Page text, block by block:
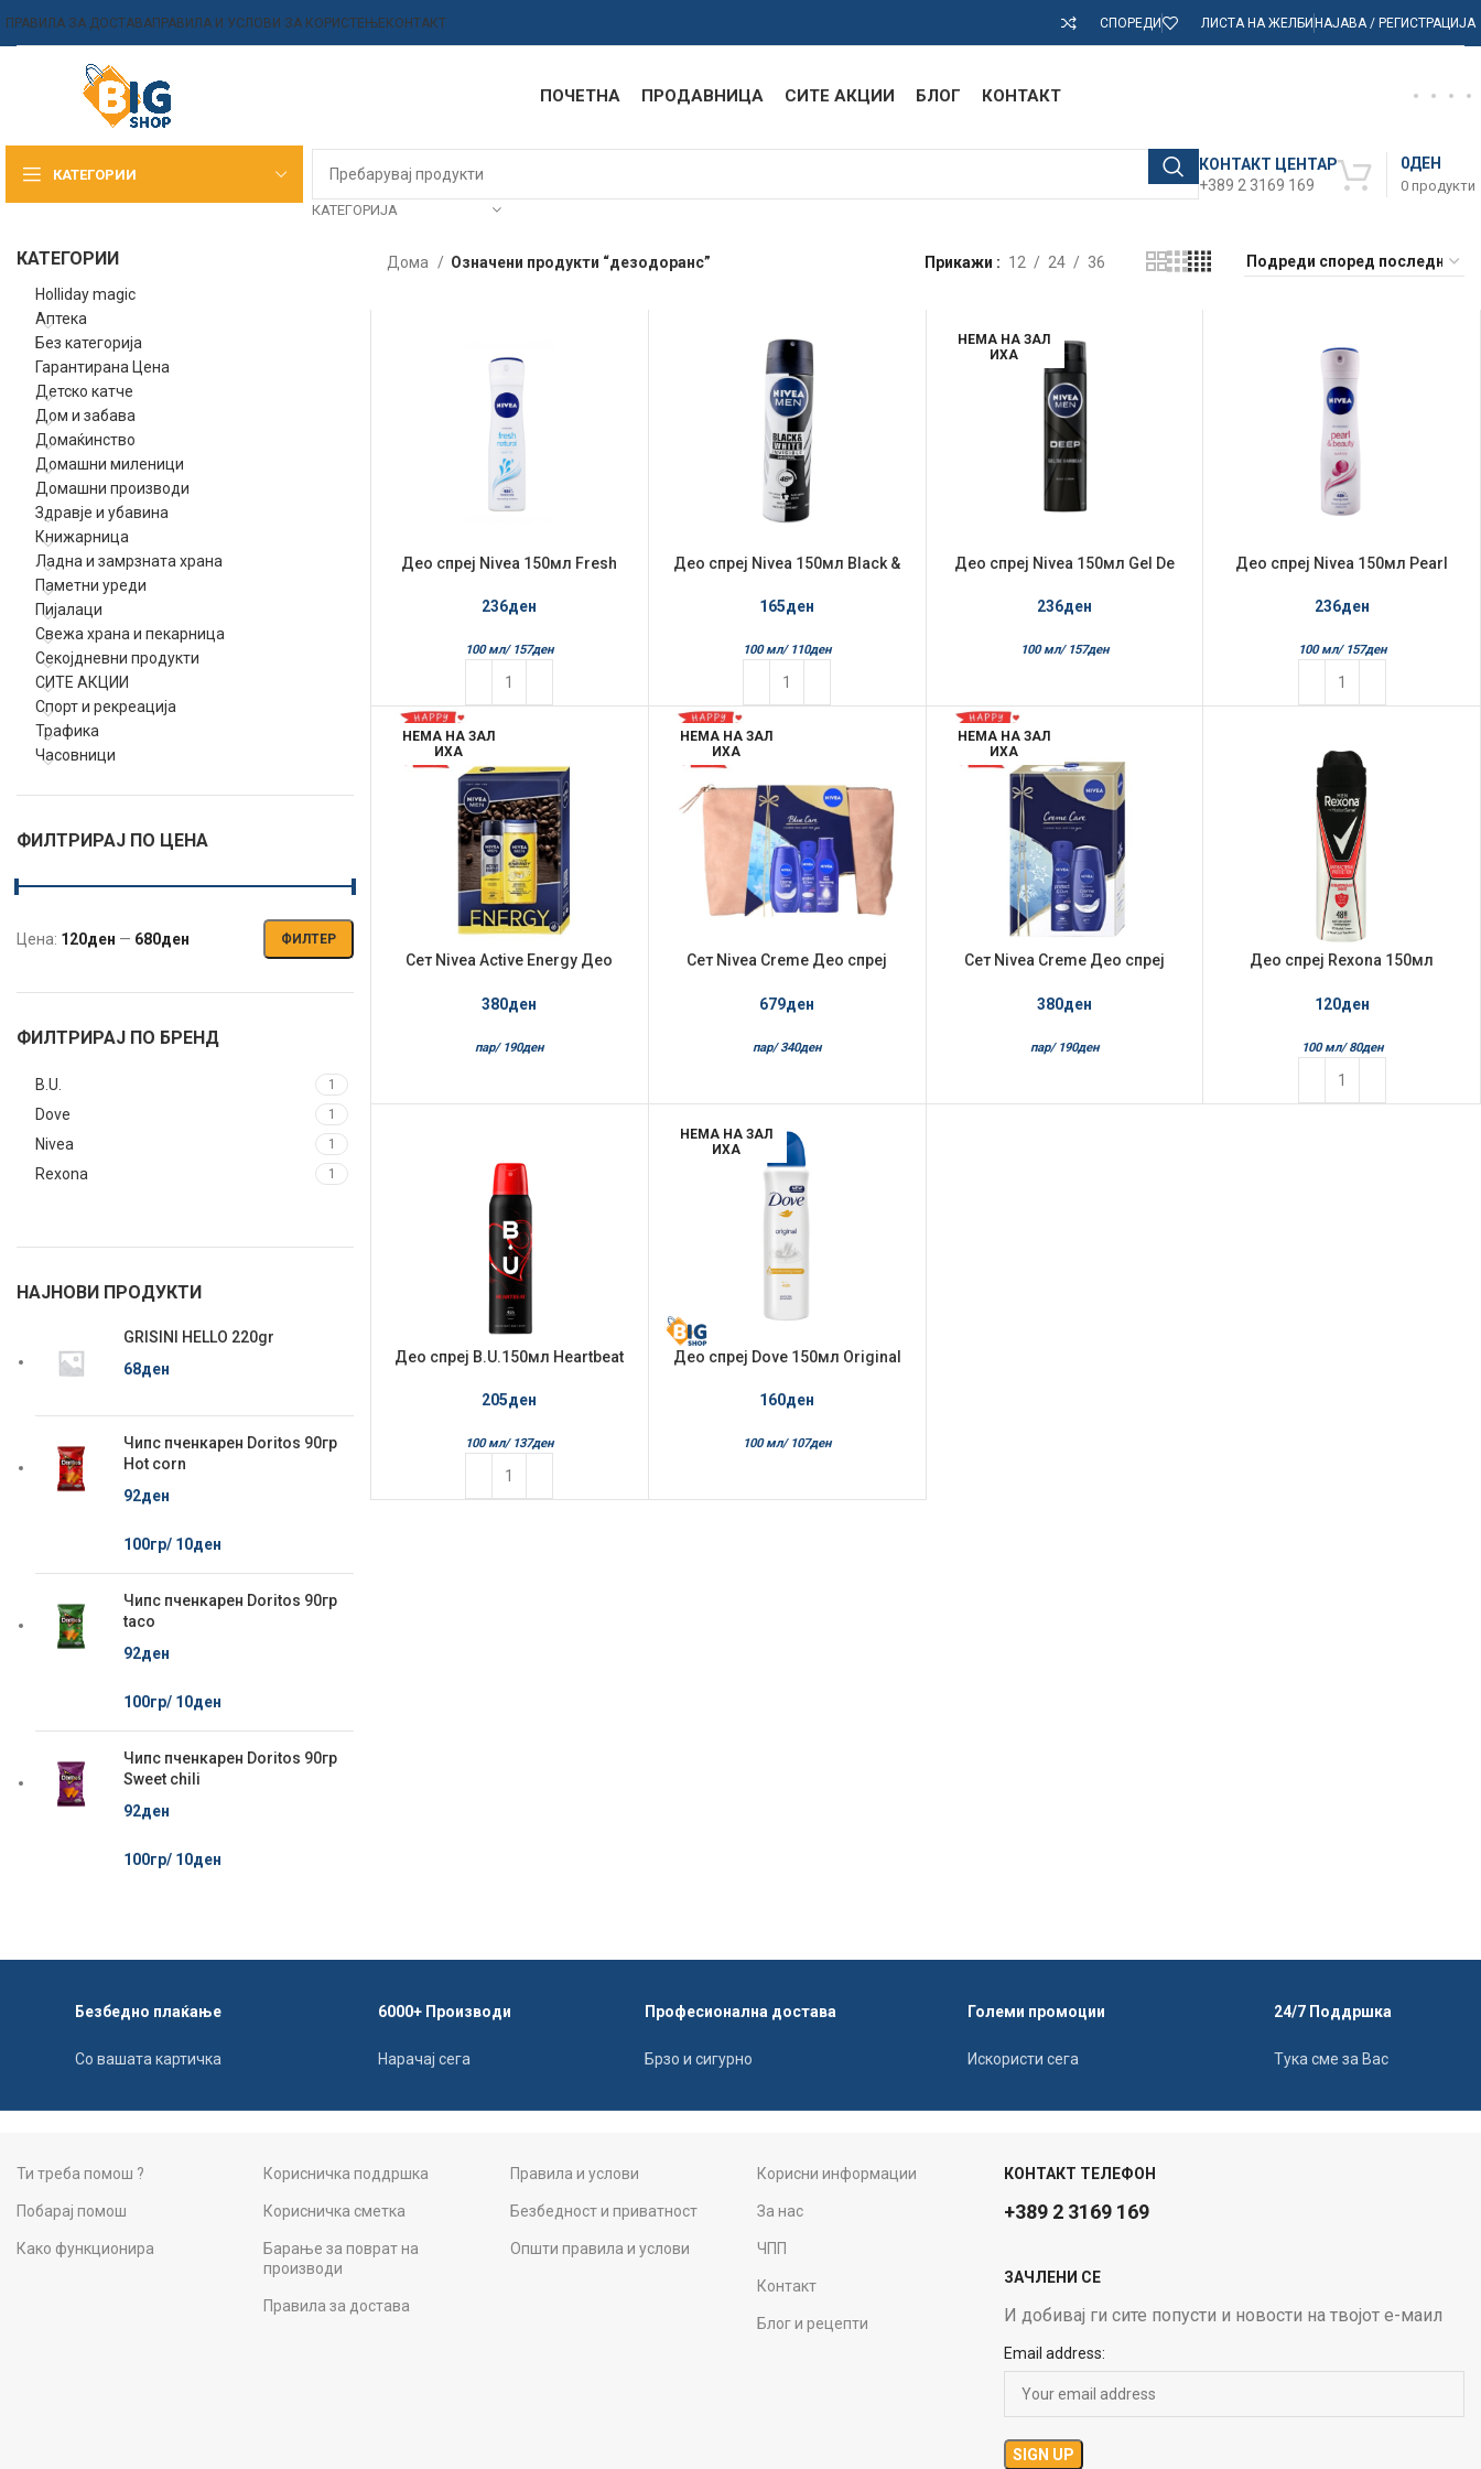
ПРАВИЛА ЗА ДОСТАВАПРАВИЛА И УСЛОВИ ЗА КОРИСТЕЊЕКОНТАКТ СПОРЕДИ ЛИСТА НА ЖЕЛБИНАЈАВА / РЕГИСТРАЦИЈА
ПОЧЕТНА ПРОДАВНИЦА СИТЕ АКЦИИ БЛОГ КОНТАКТ
КАТЕГОРИИ
КАТЕГОРИЈА
КОНТАКТ ЦЕНТАР
+389 2 3169 169
0 продукти
0ДЕН
КАТЕГОРИИ
Holliday magic
Аптека
Без категорија
Гарантирана Цена
Детско катче
Дом и забава
Домаќинство
Домашни миленици
Домашни производи
Здравје и убавина
Книжарница
Ладна и замрзната храна
Паметни уреди
Пијалаци
Свежа храна и пекарница
Секојдневни продукти
СИТЕ АКЦИИ
Спорт и рекреација
Трафика
Часовници
ФИЛТРИРАЈ ПО ЦЕНА
Мин.
Макс.
ФИЛТЕР
Цена: 120ден — 680ден
ФИЛТРИРАЈ ПО БРЕНД
B.U. 1
Dove 1
Nivea 1
Rexona 1
НАЈНОВИ ПРОДУКТИ
GRISINI HELLO 220gr
68ден
Чипс пченкарен Doritos 90гр
Hot corn
92ден
100гр/ 10ден
Чипс пченкарен Doritos 90гр
taco
92ден
100гр/ 10ден
Чипс пченкарен Doritos 90гр
Sweet chili
92ден
100гр/ 10ден
Дома Означени продукти “дезодоранс” Прикажи 12 24 36
Део спреј Nivea 150мл Fresh
236ден
100 мл/ 157ден
Део спреј Nivea 150мл Black &
165ден
100 мл/ 110ден
НЕМА НА ЗАЛ
ИХА
Део спреј Nivea 150мл Gel De
236ден
100 мл/ 157ден
Део спреј Nivea 150мл Pearl
236ден
100 мл/ 157ден
НЕМА НА ЗАЛ
ИХА
Сет Nivea Active Energy Део
250мл
380ден
пар/ 190ден
НЕМА НА ЗАЛ
ИХА
Сет Nivea Creme Део спреј
250мл+Несесер
679ден
пар/ 340ден
НЕМА НА ЗАЛ
ИХА
Сет Nivea Creme Део спреј
380ден
пар/ 190ден
Део спреј Rexona 150мл
120ден
100 мл/ 80ден
Део спреј B.U.150мл Heartbeat
205ден
100 мл/ 137ден
НЕМА НА ЗАЛ
ИХА
Део спреј Dove 150мл Original
160ден
100 мл/ 107ден
Безбедно плаќање
Со вашата картичка
6000+ Производи
Нарачај сега
Професионална достава
Брзо и сигурно
Големи промоции
Искористи сега
24/7 Поддршка
Тука сме за Вас
Ти треба помош ?
Побарај помош
Како функционира
Корисничка поддршка
Корисничка сметка
Барање за поврат на
производи
Правила за достава
Правила и услови
Безбедност и приватност
Општи правила и услови
Корисни информации
За нас
ЧПП
Контакт
Блог и рецепти
КОНТАКТ ТЕЛЕФОН
+389 2 3169 169
ЗАЧЛЕНИ СЕ
И добивај ги сите попусти и новости на твојот е-маил
Email address: